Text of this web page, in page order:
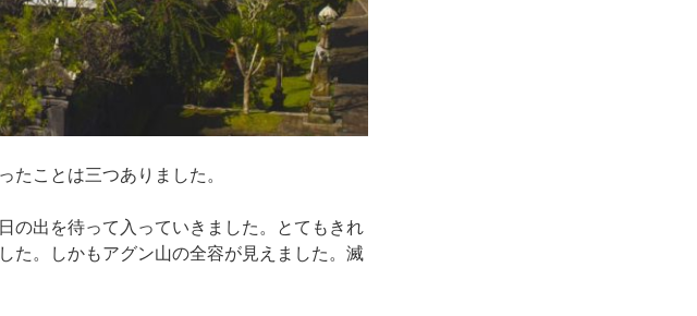
たことは三つありました。
の出を待って入っていきました。とてもきれ
た。しかもアグン山の全容が見えました。滅